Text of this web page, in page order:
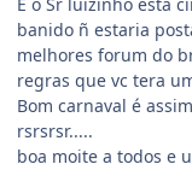
banido ñ estaria
melhores forum do
regras que vc tera
Bom carnaval é
rsrsrsr.....
boa moite a todos e